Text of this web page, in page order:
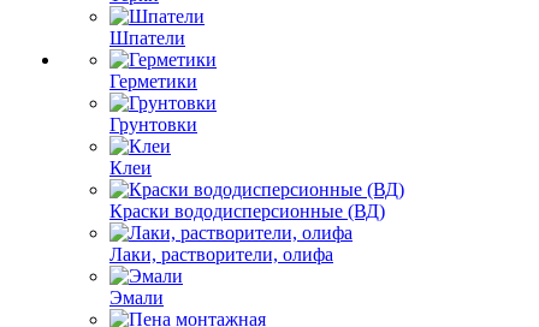
Шпатели
Герметики
Грунтовки
Клеи
Краски вододисперсионные (ВД)
Лаки, растворители, олифа
Эмали